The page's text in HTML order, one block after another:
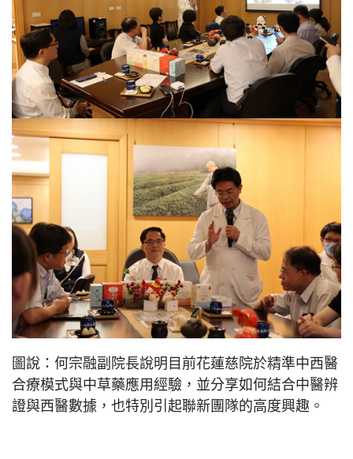
圖說：何宗融副院長說明目前花蓮慈院於精準中西醫
合療模式與中草藥應用經驗，並分享如何結合中醫辨
證與西醫數據，也特別引起聯新團隊的高度興趣。